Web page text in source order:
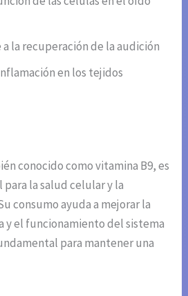
la recuperación de la audición
en los tejidos
conocido como vitamina B9, es
para la salud celular y la
consumo ayuda a mejorar la
y el funcionamiento del sistema
para mantener una